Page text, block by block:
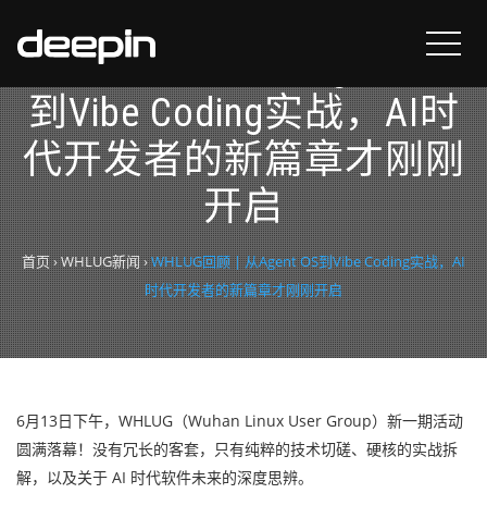
WHLUG回顾 | 从Agent OS
到Vibe Coding实战，AI时
代开发者的新篇章才刚刚
开启
首页 ›WHLUG新闻›WHLUG回顾 | 从Agent OS到Vibe Coding实战，AI
时代开发者的新篇章才刚刚开启
6月13日下午，WHLUG（Wuhan Linux User Group）新一期活动
圆满落幕！没有冗长的客套，只有纯粹的技术切磋、硬核的实战拆
解，以及关于 AI 时代软件未来的深度思辨。